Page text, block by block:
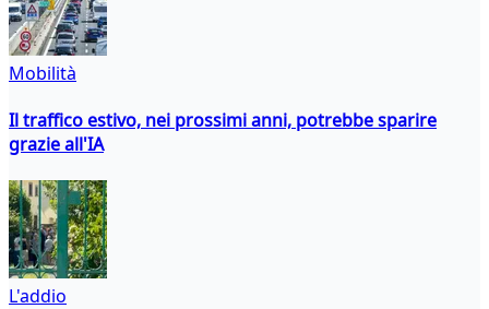
Mobilità
Il traffico estivo, nei prossimi anni, potrebbe sparire
grazie all'IA
L'addio